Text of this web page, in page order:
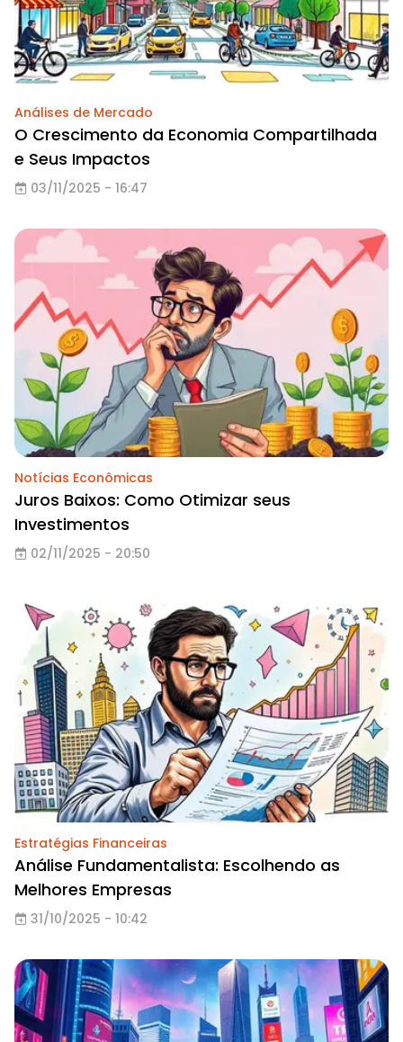
Análises de Mercado
O Crescimento da Economia Compartilhada
e Seus Impactos
03/11/2025 - 16:47
Notícias Econômicas
Juros Baixos: Como Otimizar seus
Investimentos
02/11/2025 - 20:50
Estratégias Financeiras
Análise Fundamentalista: Escolhendo as
Melhores Empresas
31/10/2025 - 10:42